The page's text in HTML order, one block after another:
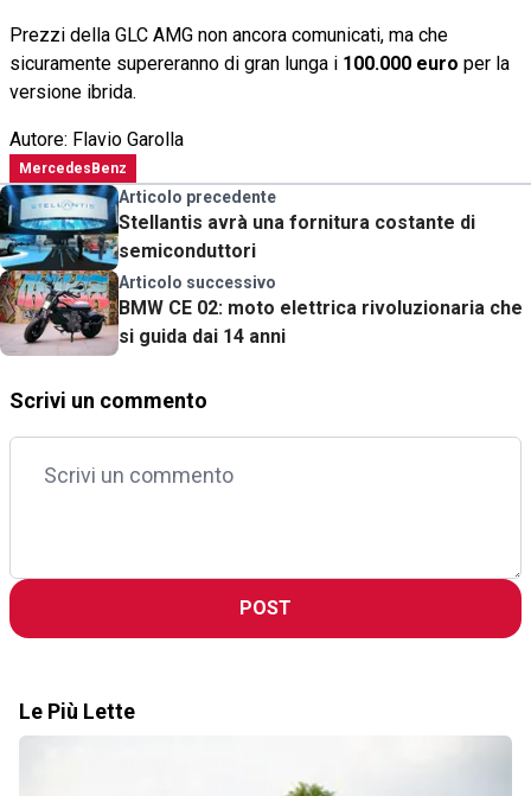
Prezzi della GLC AMG non ancora comunicati, ma che
sicuramente supereranno di gran lunga i 100.000 euro per la
versione ibrida.
Autore: Flavio Garolla
MercedesBenz
Articolo precedente
Stellantis avrà una fornitura costante di
semiconduttori
Articolo successivo
BMW CE 02: moto elettrica rivoluzionaria che
si guida dai 14 anni
Scrivi un commento
POST
Le Più Lette